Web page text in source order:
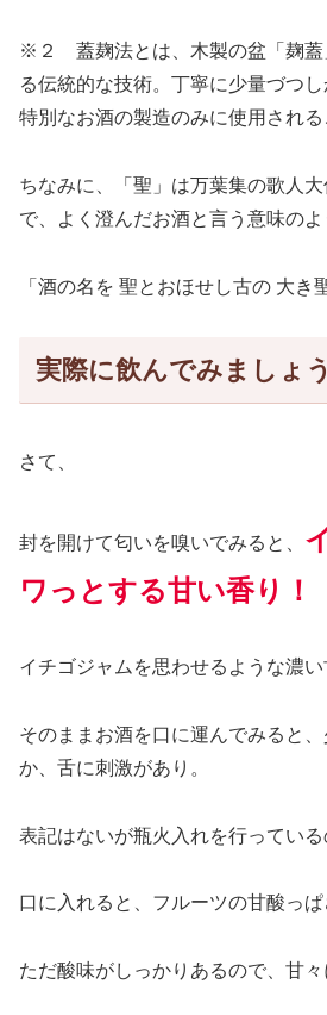
※２ 蓋麹法とは、木製の盆「麹蓋
る伝統的な技術。丁寧に少量づつし
特別なお酒の製造のみに使用される
ちなみに、「聖」は万葉集の歌人
で、よく澄んだお酒と言う意味のよ
「酒の名を 聖とおほせし古の 大き
実際に飲んでみましょう
さて、
封を開けて匂いを嗅いでみる と
ワっとする甘い香り！
イチゴジャムを思わせるような濃い
そのままお酒を口に運んでみると
か、舌に刺激があり。
表記はないが瓶火入れを行っている
口に入れると、フルーツの甘酸っぱ
ただ酸味がしっかりあるので、甘々